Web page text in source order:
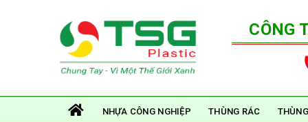
CÔNG
NHỰA CÔNG NGHIỆP THÙNG RÁC